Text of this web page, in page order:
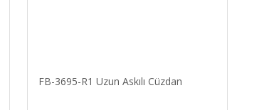
FB-3695-R1 Uzun Askılı Cüzdan